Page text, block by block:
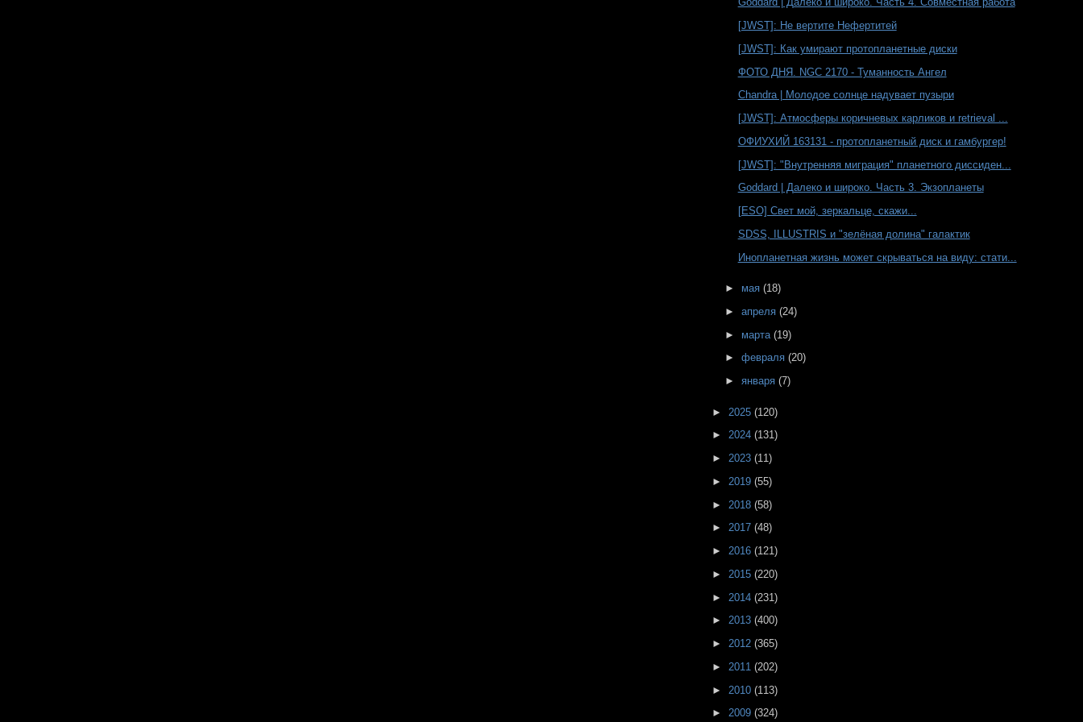
[JWST]: Не вертите Нефертитей
[JWST]: Как умирают протопланетные диски
ФОТО ДНЯ. NGC 2170 - Туманность Ангел
Chandra | Молодое солнце надувает пузыри
[JWST]: Атмосферы коричневых карликов и retrieval ...
ОФИУХИЙ 163131 - протопланетный диск и гамбургер!
[JWST]: "Внутренняя миграция" планетного диссиден...
Goddard | Далеко и широко. Часть 3. Экзопланеты
[ESO] Свет мой, зеркальце, скажи...
SDSS, ILLUSTRIS и "зелёная долина" галактик
Инопланетная жизнь может скрываться на виду: стати...
► мая (18)
► апреля (24)
► марта (19)
► февраля (20)
► января (7)
► 2025(120)
►2024(131)
►2023(11)
► 2019(55)
► 2018(58)
►2017(48)
►2016(121)
► 2015(220)
► 2014(231)
►2013(400)
►2012(365)
► 2011(202)
► 2010(113)
►2009(324)